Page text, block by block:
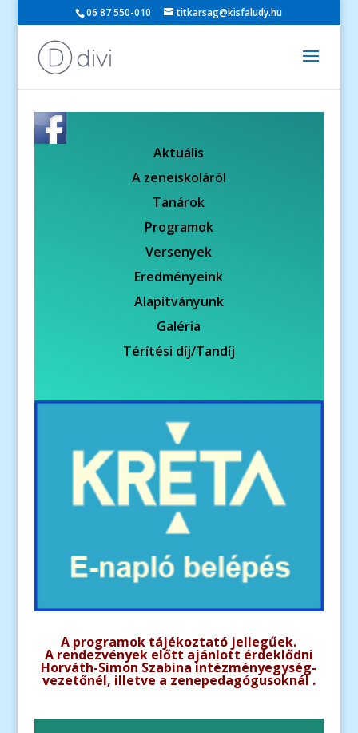
06 87 550-010 titkarsag@kisfaludy.hu
Aktuális
A zeneiskoláról
Tanárok
Programok
Versenyek
Eredményeink
Alapítványunk
Galéria
Térítési díj/Tandíj
A programok tájékoztató jellegűek.
A rendezvények előtt ajánlott érdeklődni
Horváth-Simon Szabina intézményegység-
vezetőnél, illetve a zenepedagógusoknál .